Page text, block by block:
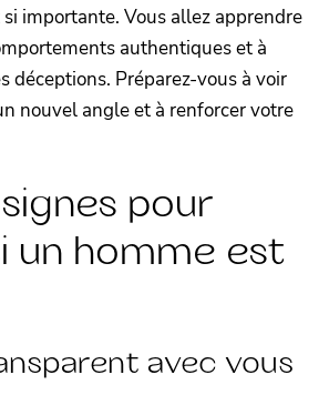
importante. Vous allez apprendre
authentiques et à
déceptions. Préparez-vous à voir
nouvel angle et à renforcer votre
pour
un homme est
avec vous